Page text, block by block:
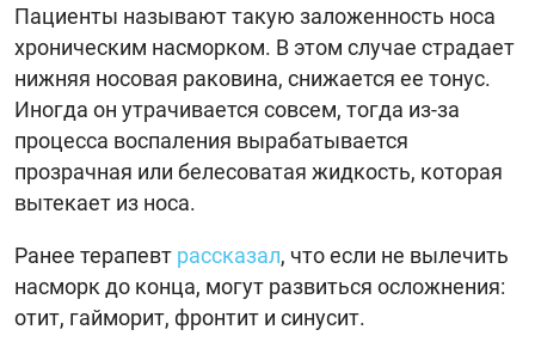
Пациенты называют такую заложенность носа
хроническим насморком. В этом случае страдает
нижняя носовая раковина, снижается ее тонус.
Иногда он утрачивается совсем, тогда из-за
процесса воспаления вырабатывается
прозрачная или белесоватая жидкость, которая
вытекает из носа.
Ранее терапевт рассказал, что если не вылечить
насморк до конца, могут развиться осложнения:
отит, гайморит, фронтит и синусит.